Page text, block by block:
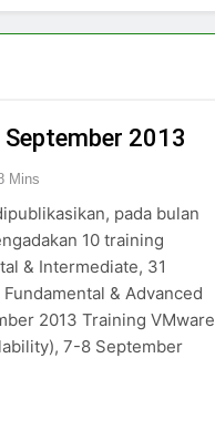
2013
Mins
pada bulan
10 training
& Intermediate, 31
& Advanced
2013 Training VMware
7-8 September